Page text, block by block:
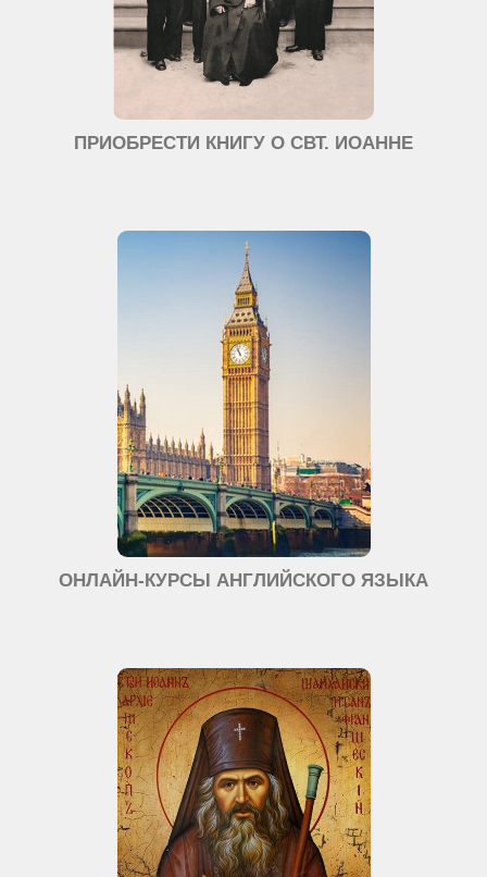
ПРИОБРЕСТИ КНИГУ О СВТ. ИОАННЕ
ОНЛАЙН-КУРСЫ АНГЛИЙСКОГО ЯЗЫКА